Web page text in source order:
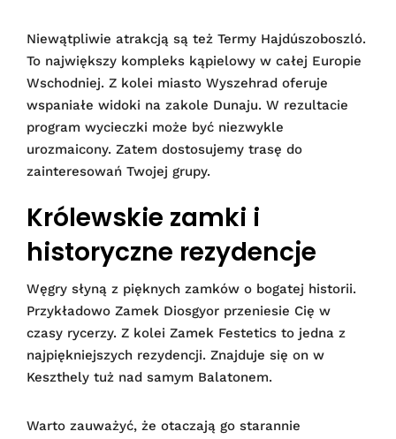
Niewątpliwie atrakcją są też Termy Hajdúszoboszló.
To największy kompleks kąpielowy w całej Europie
Wschodniej. Z kolei miasto Wyszehrad oferuje
wspaniałe widoki na zakole Dunaju. W rezultacie
program wycieczki może być niezwykle
urozmaicony. Zatem dostosujemy trasę do
zainteresowań Twojej grupy.
Królewskie zamki i
historyczne rezydencje
Węgry słyną z pięknych zamków o bogatej historii.
Przykładowo Zamek Diosgyor przeniesie Cię w
czasy rycerzy. Z kolei Zamek Festetics to jedna z
najpiękniejszych rezydencji. Znajduje się on w
Keszthely tuż nad samym Balatonem.
Warto zauważyć, że otaczają go starannie